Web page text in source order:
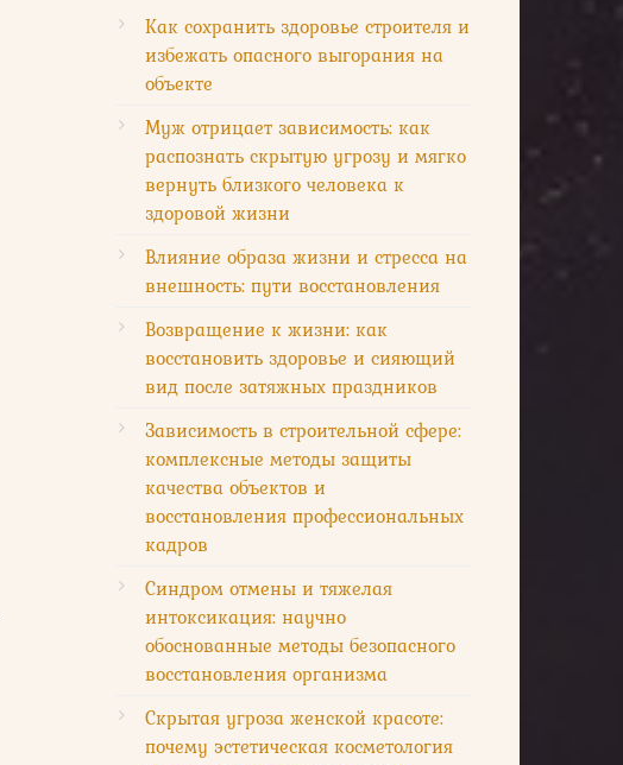
Как сохранить здоровье строителя и
избежать опасного выгорания на
объекте
Муж отрицает зависимость: как
распознать скрытую угрозу и мягко
вернуть близкого человека к
здоровой жизни
Влияние образа жизни и стресса на
внешность: пути восстановления
Возвращение к жизни: как
восстановить здоровье и сияющий
вид после затяжных праздников
Зависимость в строительной сфере:
комплексные методы защиты
качества объектов и
восстановления профессиональных
кадров
Синдром отмены и тяжелая
интоксикация: научно
обоснованные методы безопасного
восстановления организма
Скрытая угроза женской красоте:
почему эстетическая косметология